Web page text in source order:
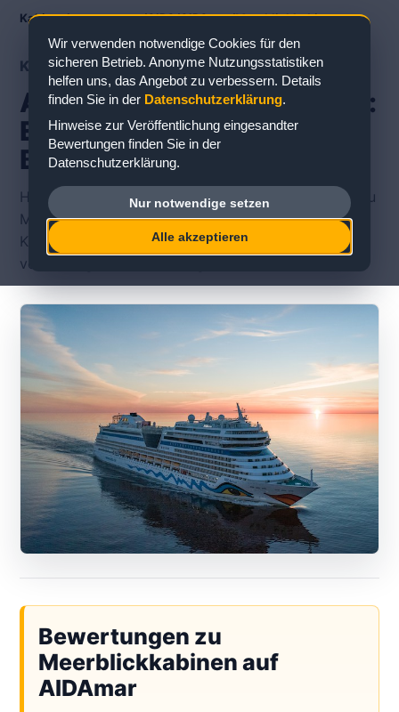
Kabinenbewertungen/AIDA/AIDAmar/Meerblickkabine
KABINENTYP
AIDAmar Meerblickkabine:
Erfahrungen und
Bewertungen
Hier finden Sie veröffentlichte Erfahrungsberichte zu
Meerblickkabinen auf der AIDAmar. Die einzelnen
Karten führen zu konkreten Kabinennummern und
vollständigen Rückmeldungen.
Bewertungen zu
Meerblickkabinen auf
AIDAmar
Wir verwenden notwendige Cookies für den
sicheren Betrieb. Anonyme Nutzungsstatistiken
helfen uns, das Angebot zu verbessern. Details
finden Sie in der Datenschutzerklärung.
Hinweise zur Veröffentlichung eingesandter
Bewertungen finden Sie in der
Datenschutzerklärung.
Nur notwendige setzen
Alle akzeptieren